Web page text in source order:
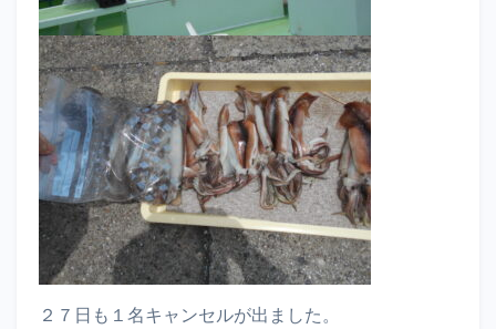
２７日も１名キャンセルが出ました。